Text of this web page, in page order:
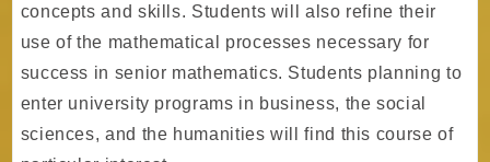
concepts and skills. Students will also refine their
use of the mathematical processes necessary for
success in senior mathematics. Students planning to
enter university programs in business, the social
sciences, and the humanities will find this course of